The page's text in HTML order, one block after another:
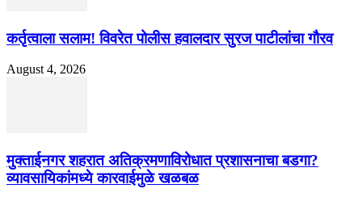
कर्तृत्वाला सलाम! विवरेत पोलीस हवालदार सुरज पाटीलांचा गौरव
August 4, 2026
मुक्ताईनगर शहरात अतिक्रमणाविरोधात प्रशासनाचा बडगा?
व्यावसायिकांमध्ये कारवाईमुळे खळबळ